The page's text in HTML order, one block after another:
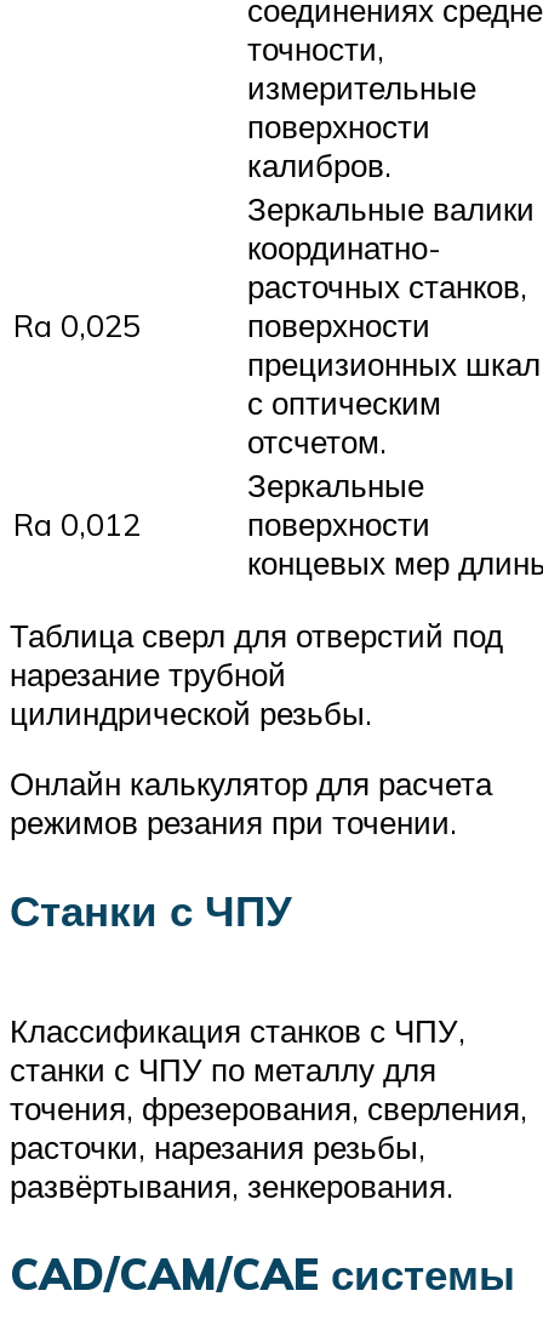
соединениях
точности,
измерительные
поверхности
калибров.
Ra 0,025
Зеркальные валики
координатно-
расточных станков,
поверхности
прецизионных шкал
с оптическим
отсчетом.
Ra 0,012
Зеркальные
поверхности
концевых мер
Таблица сверл для отверстий под
нарезание трубной
цилиндрической резьбы.
Онлайн калькулятор для расчета
режимов резания при точении.
Станки с ЧПУ
Классификация станков с ЧПУ,
станки с ЧПУ по металлу для
точения, фрезерования, сверления,
расточки, нарезания резьбы,
развёртывания, зенкерования.
CAD/CAM/CAE системы